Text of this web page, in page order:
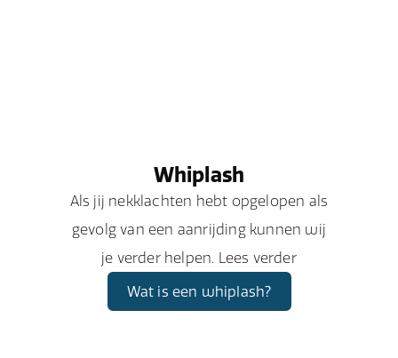
Whiplash
Als jij nekklachten hebt opgelopen als
gevolg van een aanrijding kunnen wij
je verder helpen. Lees verder
Wat is een whiplash?